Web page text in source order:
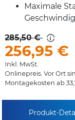
Maximale
285,50 €
256,95 €
Inkl. MwSt.
Onlinepreis. Vor Ort
Montagekosten ab
Produkt-